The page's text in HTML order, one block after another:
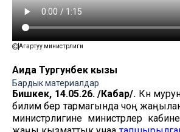
Агартуу министрлиги
Аида Тургунбек кызы
Бардык материалдар
Бишкек, 14.05.26. /Кабар/. Күн
билим берүү тармагында чоң
министрлигине министрлер